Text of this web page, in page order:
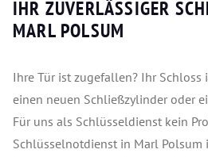
IHR ZUVERLÄSSIGER
MARL POLSUM
Ihre Tür ist zugefallen? Ihr Schloss
einen neuen Schließzylinder oder
Für uns als Schlüsseldienst kein
Schlüsselnotdienst in Marl Polsum